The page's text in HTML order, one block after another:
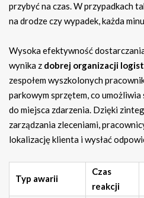
przybyć na czas. W przypadkach
na drodze czy wypadek, każda
Wysoka efektywność
wynika z dobrej organizacji
zespołem wyszkolonych
parkowym sprzętem, co
do miejsca zdarzenia. Dzięki
zarządzania zleceniami,
lokalizację klienta i wysłać
Typ awarii
Czas
reakcji